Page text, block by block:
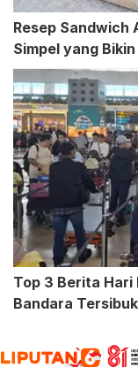
Resep Sandwich
Simpel yang
Top 3 Berita
Bandara